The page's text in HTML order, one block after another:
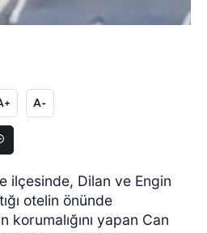
A-
ilçesinde, Dilan ve Engin
otelin önünde
yapan Can